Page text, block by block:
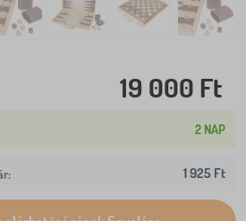
19 000 Ft
2 NAP
1 925 Ft